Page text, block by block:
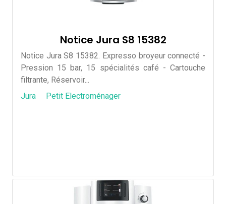
Notice Jura S8 15382
Notice Jura S8 15382. Expresso broyeur connecté -
Pression 15 bar, 15 spécialités café - Cartouche
filtrante, Réservoir...
Jura
Petit Electroménager